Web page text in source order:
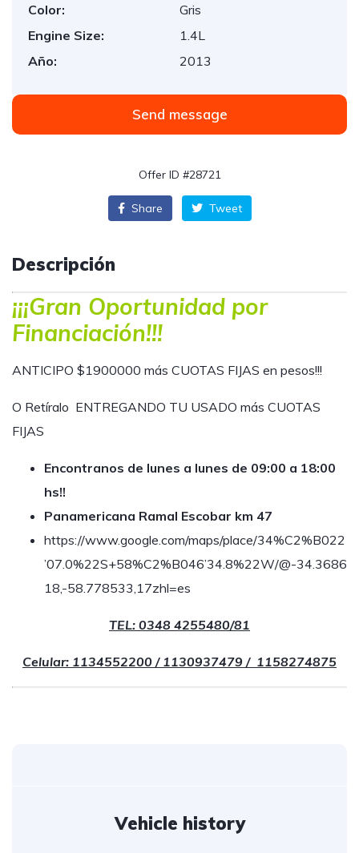
Color:
Gris
Engine Size:
1.4L
Año:
2013
Send message
Offer ID #28721
Share Tweet
Descripción
¡¡¡Gran Oportunidad por
Financiación!!!
ANTICIPO $1900000 más CUOTAS FIJAS en pesos!!!
O Retíralo ENTREGANDO TU USADO más CUOTAS
FIJAS
Encontranos de lunes a lunes de 09:00 a 18:00
hs!!
Panamericana Ramal Escobar km 47
https://www.google.com/maps/place/34%C2%B022
’07.0%22S+58%C2%B046’34.8%22W/@-34.3686
18,-58.778533,17zhl=es
TEL: 0348 4255480/81
Celular: 1134552200 / 1130937479 / 1158274875
Vehicle history